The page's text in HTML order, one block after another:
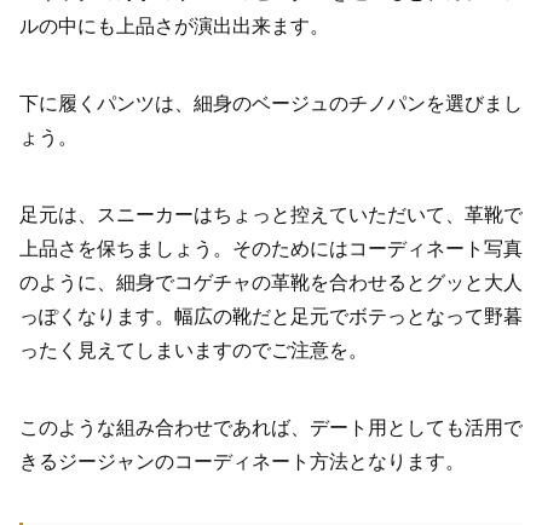
ルの中にも上品さが演出出来ます。
下に履くパンツは、細身のベージュのチノパンを選びまし
ょう。
足元は、スニーカーはちょっと控えていただいて、革靴で
上品さを保ちましょう。そのためにはコーディネート写真
のように、細身でコゲチャの革靴を合わせるとグッと大人
っぽくなります。幅広の靴だと足元でボテっとなって野暮
ったく見えてしまいますのでご注意を。
このような組み合わせであれば、デート用としても活用で
きるジージャンのコーディネート方法となります。